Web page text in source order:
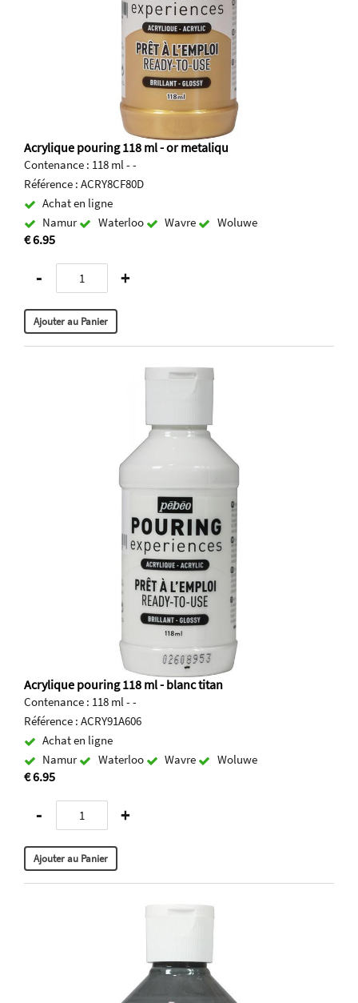
Acrylique pouring 118 ml - or metaliqu
Contenance : 118 ml - -
Référence : ACRY8CF80D
Achat en ligne
Namur
Waterloo Wavre Woluwe
€ 6.95
- +
Acrylique pouring 118 ml - blanc titan
Contenance : 118 ml - -
Référence : ACRY91A606
Achat en ligne
Namur
Waterloo Wavre Woluwe
€ 6.95
- +